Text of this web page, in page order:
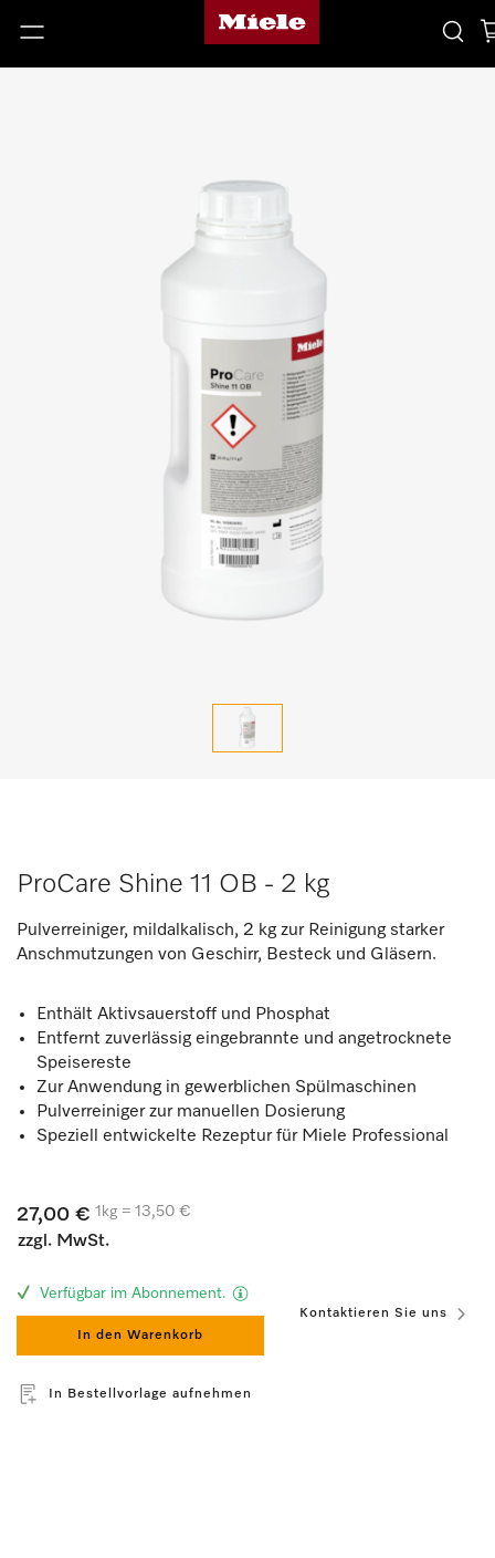
ProCare Shine 11 OB - 2 kg
Pulverreiniger, mildalkalisch, 2 kg zur Reinigung starker
Anschmutzungen von Geschirr, Besteck und Gläsern.
Enthält Aktivsauerstoff und Phosphat
Entfernt zuverlässig eingebrannte und angetrocknete
Speisereste
Zur Anwendung in gewerblichen Spülmaschinen
Pulverreiniger zur manuellen Dosierung
Speziell entwickelte Rezeptur für Miele Professional
27,00 € 1kg = 13,50 €
zzgl. MwSt.
Verfügbar im Abonnement.
In den Warenkorb
Kontaktieren Sie uns
In Bestellvorlage aufnehmen